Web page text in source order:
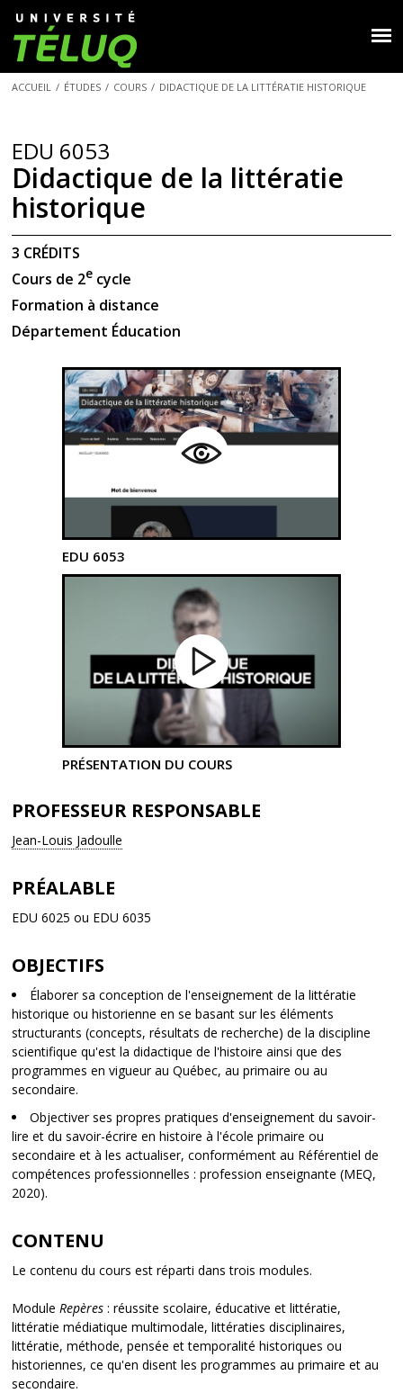
ACCUEIL / ÉTUDES / COURS / DIDACTIQUE DE LA LITTÉRATIE HISTORIQUE
EDU 6053
Didactique de la littératie
historique
3 CRÉDITS
Cours de 2e cycle
Formation à distance
Département Éducation
EDU 6053
PRÉSENTATION DU COURS
PROFESSEUR RESPONSABLE
Jean-Louis Jadoulle
PRÉALABLE
EDU 6025 ou EDU 6035
OBJECTIFS
Élaborer sa conception de l'enseignement de la littératie
historique ou historienne en se basant sur les éléments
structurants (concepts, résultats de recherche) de la discipline
scientifique qu'est la didactique de l'histoire ainsi que des
programmes en vigueur au Québec, au primaire ou au
secondaire.
Objectiver ses propres pratiques d'enseignement du savoir-
lire et du savoir-écrire en histoire à l'école primaire ou
secondaire et à les actualiser, conformément au Référentiel de
compétences professionnelles : profession enseignante (MEQ,
2020).
CONTENU
Le contenu du cours est réparti dans trois modules.
Module Repères : réussite scolaire, éducative et littératie,
littératie médiatique multimodale, littératies disciplinaires,
littératie, méthode, pensée et temporalité historiques ou
historiennes, ce qu'en disent les programmes au primaire et au
secondaire.